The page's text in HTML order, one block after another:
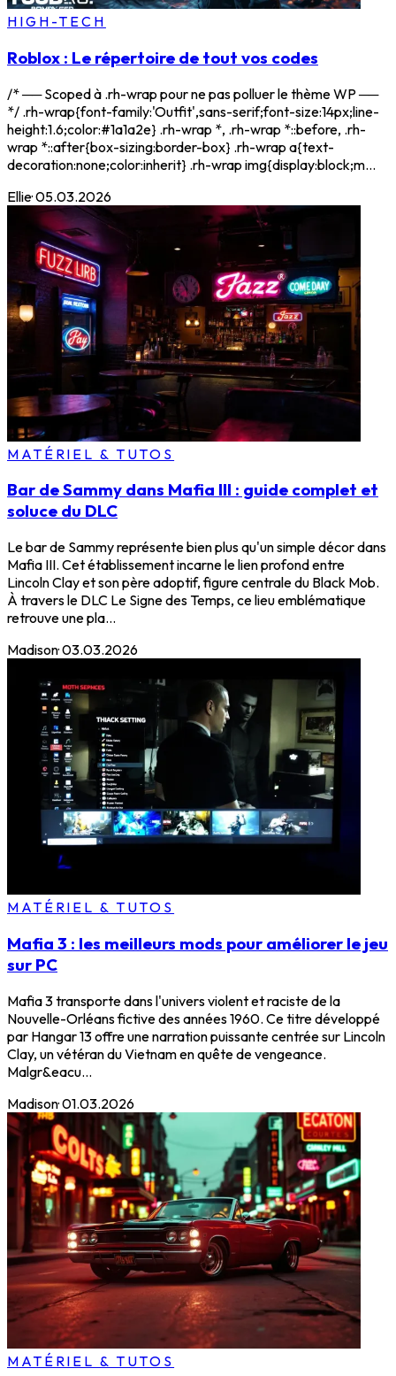
HIGH-TECH
Roblox : Le répertoire de tout vos codes
/* ── Scoped à .rh-wrap pour ne pas polluer le thème WP ──
*/ .rh-wrap{font-family:'Outfit',sans-serif;font-size:14px;line-
height:1.6;color:#1a1a2e} .rh-wrap *, .rh-wrap *::before, .rh-
wrap *::after{box-sizing:border-box} .rh-wrap a{text-
decoration:none;color:inherit} .rh-wrap img{display:block;m...
Ellie·05.03.2026
MATÉRIEL & TUTOS
Bar de Sammy dans Mafia III : guide complet et
soluce du DLC
Le bar de Sammy représente bien plus qu'un simple décor dans
Mafia III. Cet établissement incarne le lien profond entre
Lincoln Clay et son père adoptif, figure centrale du Black Mob.
À travers le DLC Le Signe des Temps, ce lieu emblématique
retrouve une pla...
Madison·03.03.2026
MATÉRIEL & TUTOS
Mafia 3 : les meilleurs mods pour améliorer le jeu
sur PC
Mafia 3 transporte dans l'univers violent et raciste de la
Nouvelle-Orléans fictive des années 1960. Ce titre développé
par Hangar 13 offre une narration puissante centrée sur Lincoln
Clay, un vétéran du Vietnam en quête de vengeance.
Malgr&eacu...
Madison·01.03.2026
MATÉRIEL & TUTOS